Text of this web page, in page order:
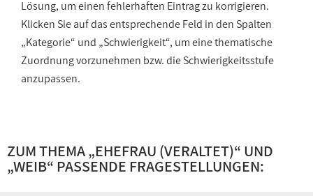
Lösung, um einen fehlerhaften Eintrag zu korrigieren.
Klicken Sie auf das entsprechende Feld in den Spalten
„Kategorie“ und „Schwierigkeit“, um eine thematische
Zuordnung vorzunehmen bzw. die Schwierigkeitsstufe
anzupassen.
ZUM THEMA „EHEFRAU (VERALTET)“ UND
„WEIB“ PASSENDE FRAGESTELLUNGEN: